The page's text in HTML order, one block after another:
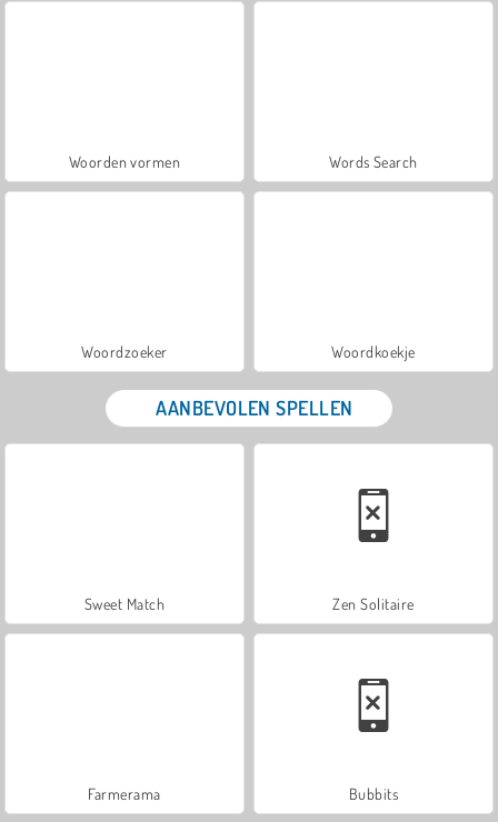
Woorden vormen Words Search
Woordzoeker Woordkoekje
AANBEVOLEN SPELLEN
Sweet Match Zen Solitaire
Farmerama Bubbits